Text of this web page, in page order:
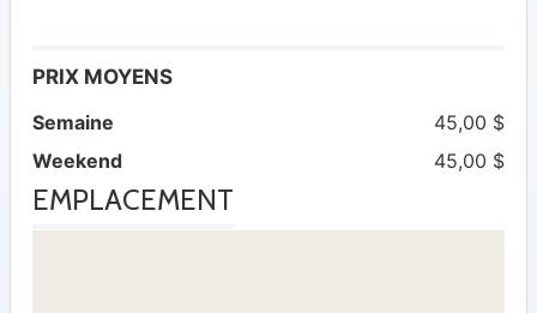
PRIX MOYENS
Semaine
45,00 $
Weekend
45,00 $
EMPLACEMENT